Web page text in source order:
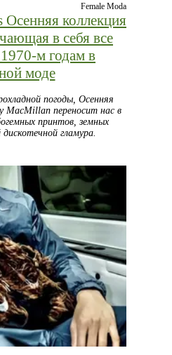
Female Moda
коллекция
в себя все
м годам в
моде
погоды, Осенняя
MacMillan переносит нас в
принтов, земных
гламура.